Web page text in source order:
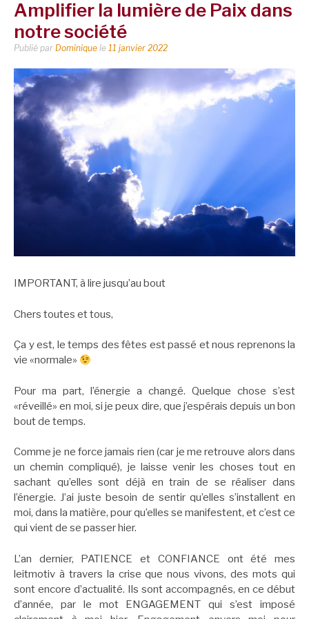
Amplifier la lumière de Paix dans
notre société
Publié par Dominique le 11 janvier 2022
IMPORTANT, à lire jusqu’au bout
Chers toutes et tous,
Ça y est, le temps des fêtes est passé et nous reprenons la
vie «normale»
Pour ma part, l’énergie a changé. Quelque chose s’est
«réveillé» en moi, si je peux dire, que j’espérais depuis un bon
bout de temps.
Comme je ne force jamais rien (car je me retrouve alors dans
un chemin compliqué), je laisse venir les choses tout en
sachant qu’elles sont déjà en train de se réaliser dans
l’énergie. J’ai juste besoin de sentir qu’elles s’installent en
moi, dans la matière, pour qu’elles se manifestent, et c’est ce
qui vient de se passer hier.
L’an dernier, PATIENCE et CONFIANCE ont été mes
leitmotiv à travers la crise que nous vivons, des mots qui
sont encore d’actualité. Ils sont accompagnés, en ce début
d’année, par le mot ENGAGEMENT qui s’est imposé